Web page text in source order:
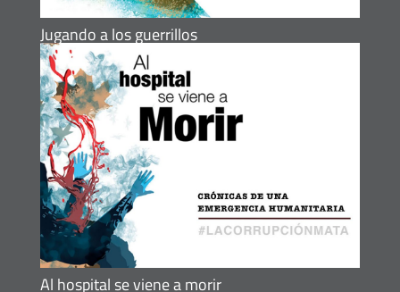
Jugando a los guerrillos
Al hospital se viene a morir